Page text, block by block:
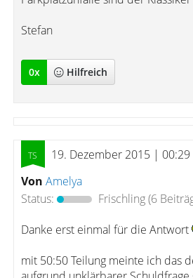
Stefan
0x Hilfreich
19. Dezember 2015 | 00:29
Von Amelya
Status:
Frischling(6
Danke erst einmal für die Antwort
mit 50:50 Teilung meinte ich das